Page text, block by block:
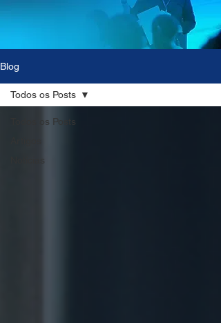
Blog
Todos os Posts
Notícias
Todos os Posts